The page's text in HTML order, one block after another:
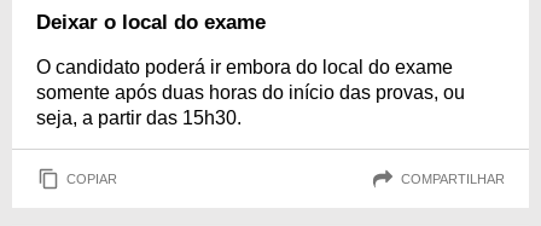
Deixar o local do exame
O candidato poderá ir embora do local do exame
somente após duas horas do início das provas, ou
seja, a partir das 15h30.
COPIAR COMPARTILHAR